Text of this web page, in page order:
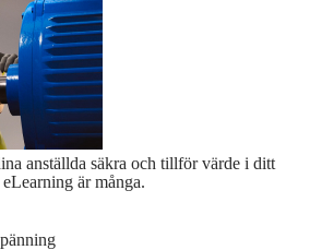
anställda säkra och tillför värde i ditt
är många.